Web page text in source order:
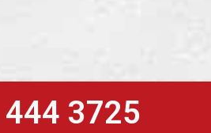
444 3725